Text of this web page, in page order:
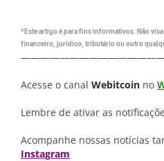
*Este artigo é para fins informativos. Não
financeiro, jurídico, tributário ou outro
Acesse o canal Webitcoin no
Lembre de ativar as
Acompanhe nossas notícias
Instagram